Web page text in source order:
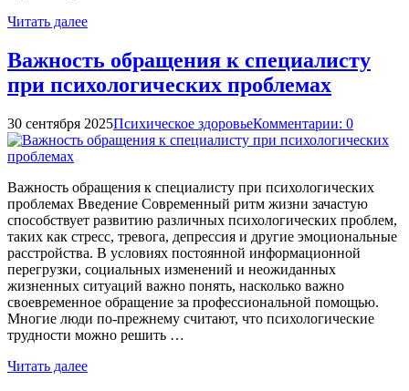
Читать далее
Важность обращения к специалисту
при психологических проблемах
30 сентября 2025Психическое здоровьеКомментарии: 0
Важность обращения к специалисту при психологических
проблемах Введение Современный ритм жизни зачастую
способствует развитию различных психологических проблем,
таких как стресс, тревога, депрессия и другие эмоциональные
расстройства. В условиях постоянной информационной
перегрузки, социальных изменений и неожиданных
жизненных ситуаций важно понять, насколько важно
своевременное обращение за профессиональной помощью.
Многие люди по-прежнему считают, что психологические
трудности можно решить …
Читать далее